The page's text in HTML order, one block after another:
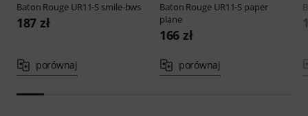
Baton Rouge UR11-S smile-bws
187 zł
porównaj
Baton Rouge UR11-S paper
plane
166 zł
porównaj